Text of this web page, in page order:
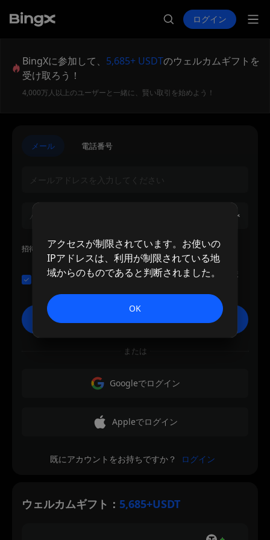
ログイン
BingXに参加して、 5,685+ USDTのウェルカムギフトを
受け取ろう！
4,000万人以上のユーザーと一緒に、賢い取引を始めよう！
ウェルカムギフト： 5,685+USDT
メール 電話番号
招待者の招待コードまたはUID(任意)
利用規約 と プライバシーポリシー を読み、同意しま
または
Googleでログイン
Appleでログイン
既にアカウントをお持ちですか？ ログイン
アクセスが制限されています。お使いの
IPアドレスは、利用が制限されている地
域からのものであると判断されました。
OK